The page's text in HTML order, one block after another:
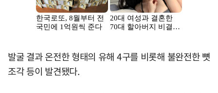
발굴 결과 온전한 형태의 유해 4구를 비롯해 불완전한 뼛
조각 등이 발견됐다.